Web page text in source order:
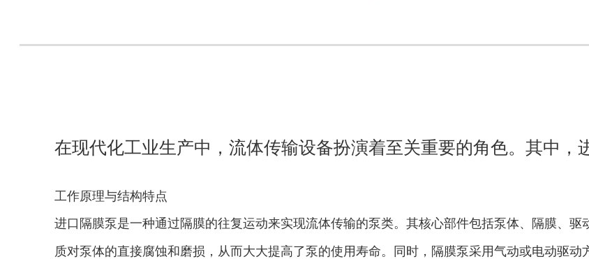
在现代化工业生产中，流体传输设备扮演着至关重要的角色。其中，
优势以及其在工业流体传输中的重要地位。
工作原理与结构特点
进口隔膜泵是一种通过隔膜的往复运动来实现流体传输的泵类。其核心部件包括泵体、隔膜、
质对泵体的直接腐蚀和磨损，从而大大提高了泵的使用寿命。同时，隔膜泵采用气动或电动驱